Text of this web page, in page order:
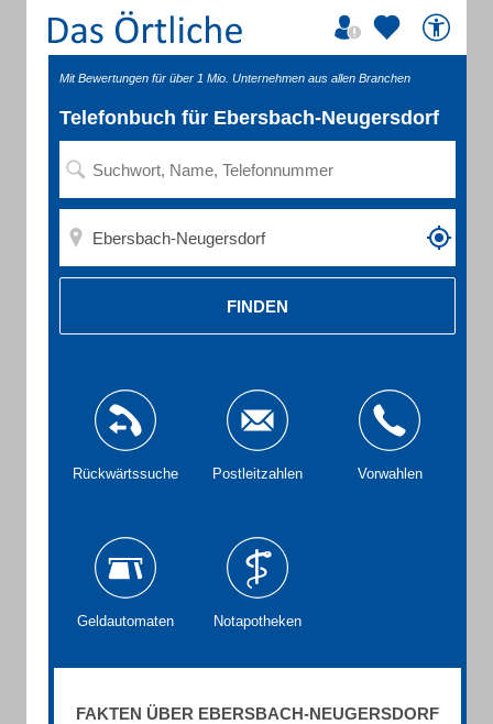
Mit Bewertungen für über 1 Mio. Unternehmen aus allen Branchen
Telefonbuch für Ebersbach-Neugersdorf
FINDEN
Rückwärtssuche Postleitzahlen Vorwahlen
Geldautomaten Notapotheken
FAKTEN ÜBER EBERSBACH-NEUGERSDORF